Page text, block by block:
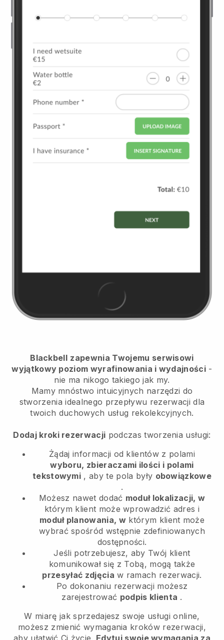
Blackbell zapewnia Twojemu serwisowi
wyjątkowy poziom wyrafinowania i wydajności -
nie ma nikogo takiego jak my.
Mamy mnóstwo intuicyjnych narzędzi do
stworzenia idealnego przepływu rezerwacji dla
twoich duchowych usług rekolekcyjnych.
Dodaj kroki rezerwacji podczas tworzenia usługi:
Żądaj informacji od klientów z polami
wyboru, zbieraczami ilości i polami
tekstowymi , aby te pola były obowiązkowe
.
Możesz nawet dodać moduł lokalizacji, w
którym klient może wprowadzić adres i
moduł planowania, w którym klient może
wybrać spośród wstępnie zdefiniowanych
dostępności.
Jeśli potrzebujesz, aby Twój klient
komunikował się z Tobą, mogą także
przesyłać zdjęcia w ramach rezerwacji.
Po dokonaniu rezerwacji możesz
zarejestrować podpis klienta .
W miarę jak sprzedajesz swoje usługi online,
możesz zmienić wymagania kroków rezerwacji,
aby ułatwić Ci życie. Edytuj swoje wymagania za